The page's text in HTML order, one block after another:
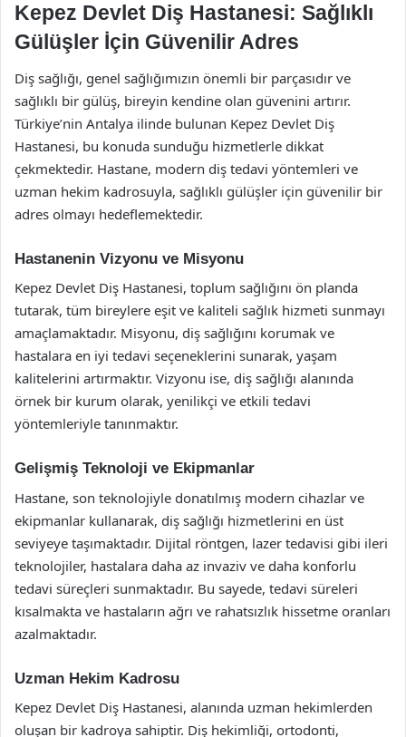
Kepez Devlet Diş Hastanesi: Sağlıklı
Gülüşler İçin Güvenilir Adres
Diş sağlığı, genel sağlığımızın önemli bir parçasıdır ve
sağlıklı bir gülüş, bireyin kendine olan güvenini artırır.
Türkiye’nin Antalya ilinde bulunan Kepez Devlet Diş
Hastanesi, bu konuda sunduğu hizmetlerle dikkat
çekmektedir. Hastane, modern diş tedavi yöntemleri ve
uzman hekim kadrosuyla, sağlıklı gülüşler için güvenilir bir
adres olmayı hedeflemektedir.
Hastanenin Vizyonu ve Misyonu
Kepez Devlet Diş Hastanesi, toplum sağlığını ön planda
tutarak, tüm bireylere eşit ve kaliteli sağlık hizmeti sunmayı
amaçlamaktadır. Misyonu, diş sağlığını korumak ve
hastalara en iyi tedavi seçeneklerini sunarak, yaşam
kalitelerini artırmaktır. Vizyonu ise, diş sağlığı alanında
örnek bir kurum olarak, yenilikçi ve etkili tedavi
yöntemleriyle tanınmaktır.
Gelişmiş Teknoloji ve Ekipmanlar
Hastane, son teknolojiyle donatılmış modern cihazlar ve
ekipmanlar kullanarak, diş sağlığı hizmetlerini en üst
seviyeye taşımaktadır. Dijital röntgen, lazer tedavisi gibi ileri
teknolojiler, hastalara daha az invaziv ve daha konforlu
tedavi süreçleri sunmaktadır. Bu sayede, tedavi süreleri
kısalmakta ve hastaların ağrı ve rahatsızlık hissetme oranları
azalmaktadır.
Uzman Hekim Kadrosu
Kepez Devlet Diş Hastanesi, alanında uzman hekimlerden
oluşan bir kadroya sahiptir. Diş hekimliği, ortodonti,